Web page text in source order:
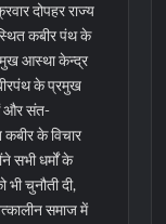
दोपहर राज्य
कबीर पंथ के
आस्था केन्द्र
के प्रमुख
और संत-
के विचार
सभी धर्मों के
चुनौती दी,
समाज में